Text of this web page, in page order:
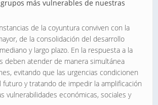
más vulnerables de nuestras
de la coyuntura conviven con la
de la consolidación del desarrollo
y largo plazo. En la respuesta a la
deben atender de manera simultánea
evitando que las urgencias condicionen
futuro y tratando de impedir la amplificación
vulnerabilidades económicas, sociales y